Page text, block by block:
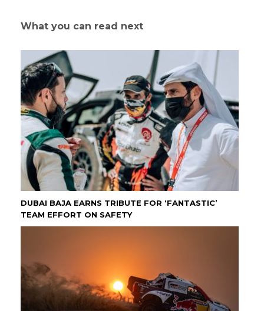
What you can read next
DUBAI BAJA EARNS TRIBUTE FOR ‘FANTASTIC’
TEAM EFFORT ON SAFETY